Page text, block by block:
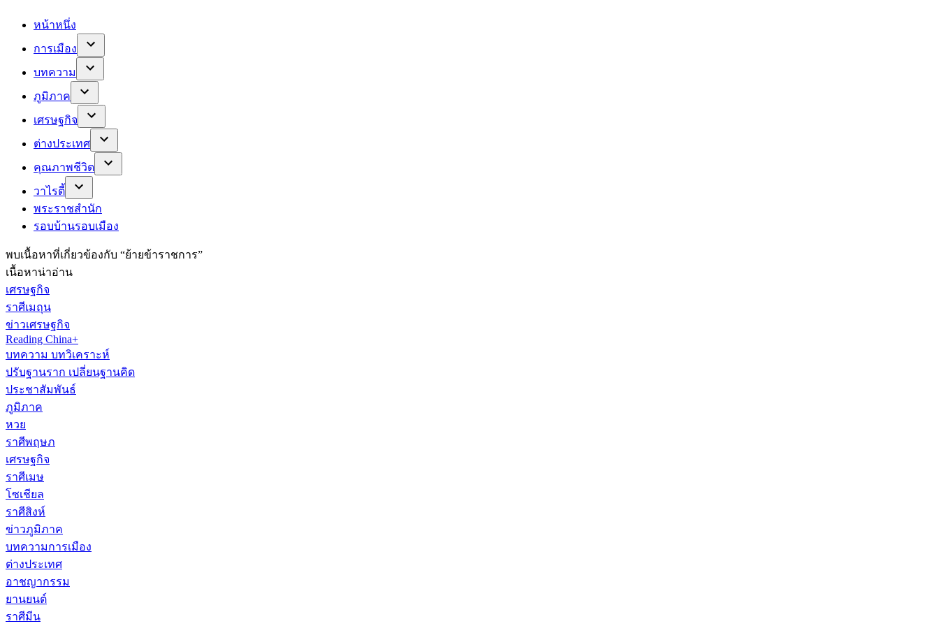
หน้าหนึ่ง
การเมือง
บทความ
ภูมิภาค
เศรษฐกิจ
ต่างประเทศ
คุณภาพชีวิต
วาไรตี้
พระราชสำนัก
รอบบ้านรอบเมือง
พบเนื้อหาที่เกี่ยวข้องกับ “ย้ายข้าราชการ”
เนื้อหาน่าอ่าน
เศรษฐกิจ
ราศีเมถุน
ข่าวเศรษฐกิจ
Reading China+
บทความ บทวิเคราะห์
ปรับฐานราก เปลี่ยนฐานคิด
ประชาสัมพันธ์
ภูมิภาค
หวย
ราศีพฤษภ
เศรษฐกิจ
ราศีเมษ
โซเชียล
ราศีสิงห์
ข่าวภูมิภาค
บทความการเมือง
ต่างประเทศ
อาชญากรรม
ยานยนต์
ราศีมีน